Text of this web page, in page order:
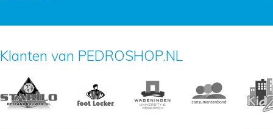
Klanten van PEDROSHOP.NL